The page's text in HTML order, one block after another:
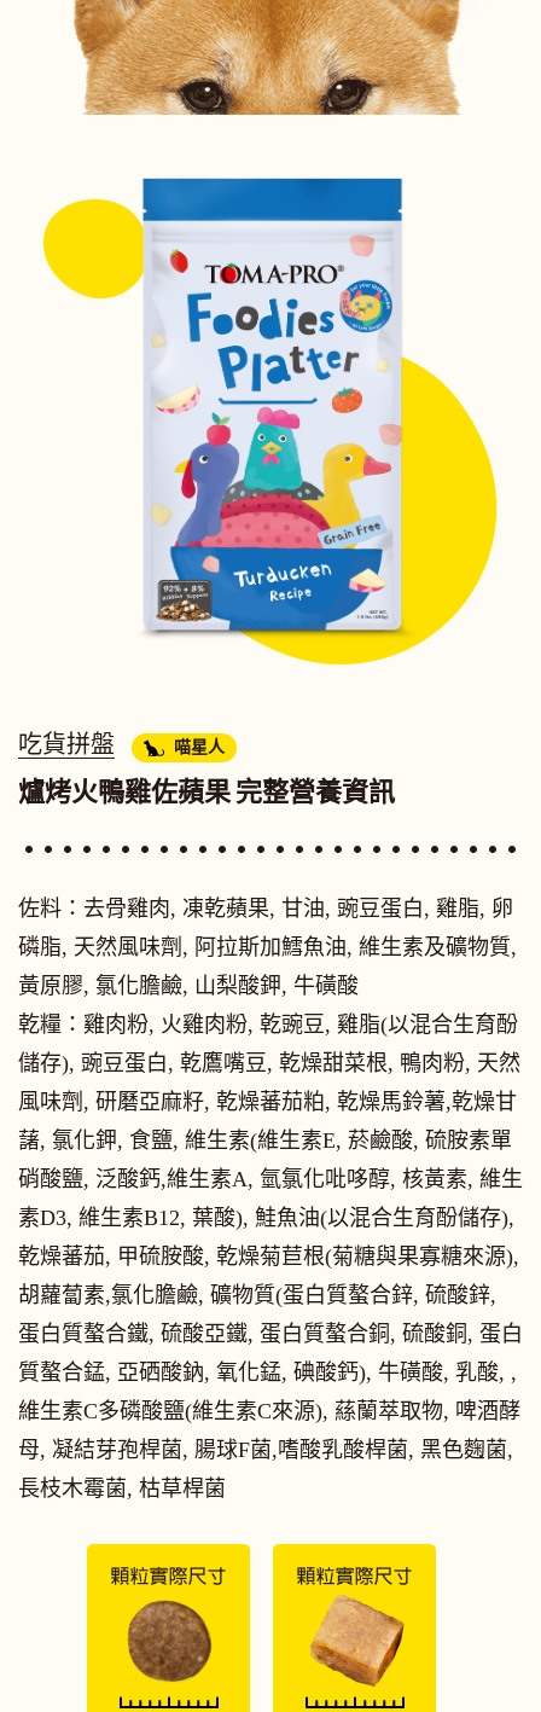
吃貨拼盤 喵星人
爐烤火鴨雞佐蘋果 完整營養資訊
佐料：去骨雞肉, 凍乾蘋果, 甘油, 豌豆蛋白, 雞脂, 卵
磷脂, 天然風味劑, 阿拉斯加鱈魚油, 維生素及礦物質,
黃原膠, 氯化膽鹼, 山梨酸鉀, 牛磺酸
乾糧：雞肉粉, 火雞肉粉, 乾豌豆, 雞脂(以混合生育酚
儲存), 豌豆蛋白, 乾鷹嘴豆, 乾燥甜菜根, 鴨肉粉, 天然
風味劑, 研磿亞麻籽, 乾燥蕃茄粕, 乾燥馬鈴薯,乾燥甘
藷, 氯化鉀, 食鹽, 維生素(維生素E, 菸鹼酸, 硫胺素單
硝酸鹽, 泛酸鈣,維生素A, 氫氯化吡哆醇, 核黃素, 維生
素D3, 維生素B12, 葉酸), 鮭魚油(以混合生育酚儲存),
乾燥蕃茄, 甲硫胺酸, 乾燥菊苣根(菊糖與果寡糖來源),
胡蘿蔔素,氯化膽鹼, 礦物質(蛋白質螯合鋅, 硫酸鋅,
蛋白質螯合鐵, 硫酸亞鐵, 蛋白質螯合銅, 硫酸銅, 蛋白
質螯合錳, 亞硒酸鈉, 氧化錳, 碘酸鈣), 牛磺酸, 乳酸, ,
維生素C多磷酸鹽(維生素C來源), 蕬蘭萃取物, 啤酒酵
母, 凝結芽孢桿菌, 腸球F菌,嗜酸乳酸桿菌, 黑色麴菌,
長枝木霉菌, 枯草桿菌